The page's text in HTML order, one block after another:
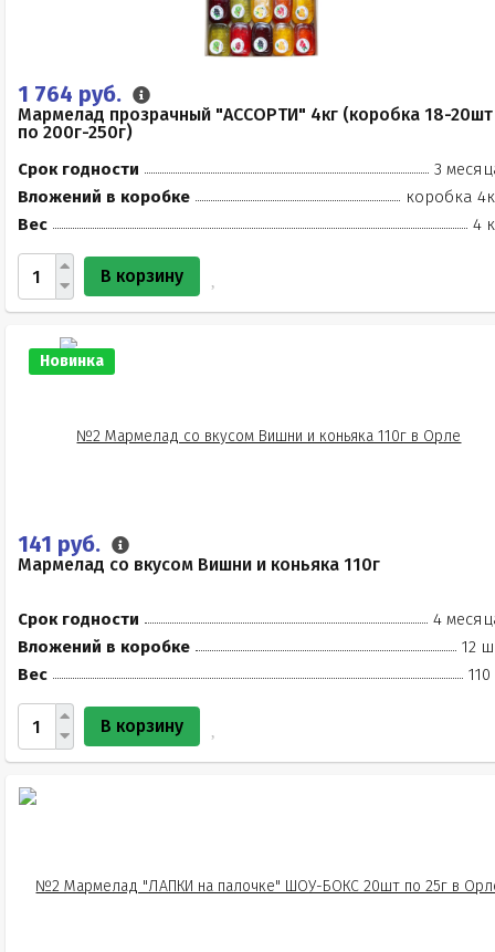
1 764 руб.
Мармелад прозрачный "АССОРТИ" 4кг (коробка 18-20шт
по 200г-250г)
Срок годности
3
Вложений в коробке
коробка
Вес
4
В корзину
Новинка
141 руб.
Мармелад со вкусом Вишни и коньяка 110г
Срок годности
4
Вложений в коробке
12
Вес
110
В корзину